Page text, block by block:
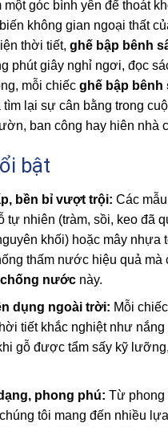
một góc bình yên để thoát
không gian ngoại thất
thời tiết, ghế bập bênh
phút giây nghỉ ngơi, đọc
mỗi chiếc ghế bập bênh
lại sự cân bằng trong
ban công hay hiên
bật
bền bỉ vượt trội: Các mẫu
tự nhiên (tràm, sồi, keo đã
khối) hoặc mây
thấm nước hiệu quả
nướcnày.
dụng ngoài trời: Mỗi chiếc
tiết khắc nghiệt như
gỗ được tẩm sấy kỹ
phong phú: Từ phong
tôi mang đến nhiều